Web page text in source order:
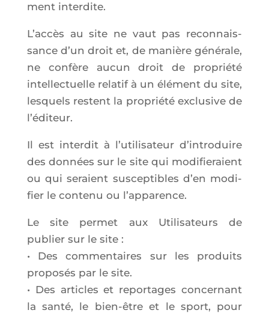
ment interdite.
L’ac­cès au site ne vaut pas recon­nais­
sance d’un droit et, de manière géné­rale,
ne confère aucun droit de pro­prié­té
intel­lec­tuelle rela­tif à un élé­ment du site,
les­quels res­tent la pro­prié­té exclu­sive de
l’éditeur.
Il est inter­dit à l’u­ti­li­sa­teur d’in­tro­duire
des don­nées sur le site qui modi­fie­raient
ou qui seraient sus­cep­tibles d’en modi­
fier le conte­nu ou l’apparence.
Le site per­met aux Uti­li­sa­teurs de
publier sur le site :
• Des com­men­taires sur les pro­duits
pro­po­sés par le site.
• Des articles et repor­tages concer­nant
la san­té, le bien-être et le sport, pour